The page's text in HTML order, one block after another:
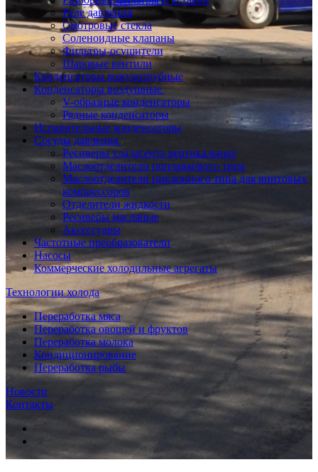
Реле давления
Смотровые стекла
Соленоидные клапаны
Фильтры-осушители
Шаровые вентили
Конденсаторы кожухотрубные
Конденсаторы воздушные
V-образные конденсаторы
Рядные конденсаторы
Испарительные конденсаторы
Сосуды давления
Ресиверы хладагента вертикальные
Маслоотделители поплавкового типа
Маслоотделители циклонного типа для винтовых
компрессоров
Отделители жидкости
Ресиверы масляные
Аксессуары
Частотные преобразователи
Насосы
Коммерческие холодильные агрегаты
Технологии холода
Переработка мяса
Переработка овощей и фруктов
Переработка молока
Кондиционирование
Переработка рыбы
Новости
Контакты